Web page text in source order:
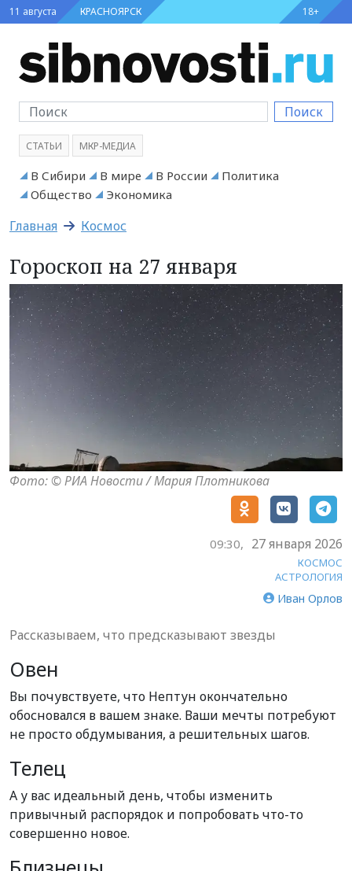
11 августа КРАСНОЯРСК 18+
Поиск
СТАТЬИ МКР-МЕДИА
В Сибири В мире В России
Политика
Общество
Экономика
Главная Космос
Гороскоп на 27 января
Фото: © РИА Новости / Мария Плотникова
09:30, 27 января 2026
КОСМОС
АСТРОЛОГИЯ
Иван Орлов
Рассказываем, что предсказывают звезды
Овен
Вы почувствуете, что Нептун окончательно
обосновался в вашем знаке. Ваши мечты потребуют
не просто обдумывания, а решительных шагов.
Телец
А у вас идеальный день, чтобы изменить
привычный распорядок и попробовать что-то
совершенно новое.